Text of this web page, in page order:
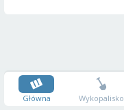
Główna Wykopalisko